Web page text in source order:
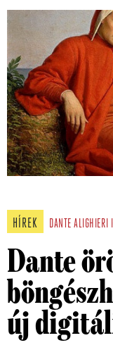
HÍREK DANTE ALIGHIERI
Dante
új